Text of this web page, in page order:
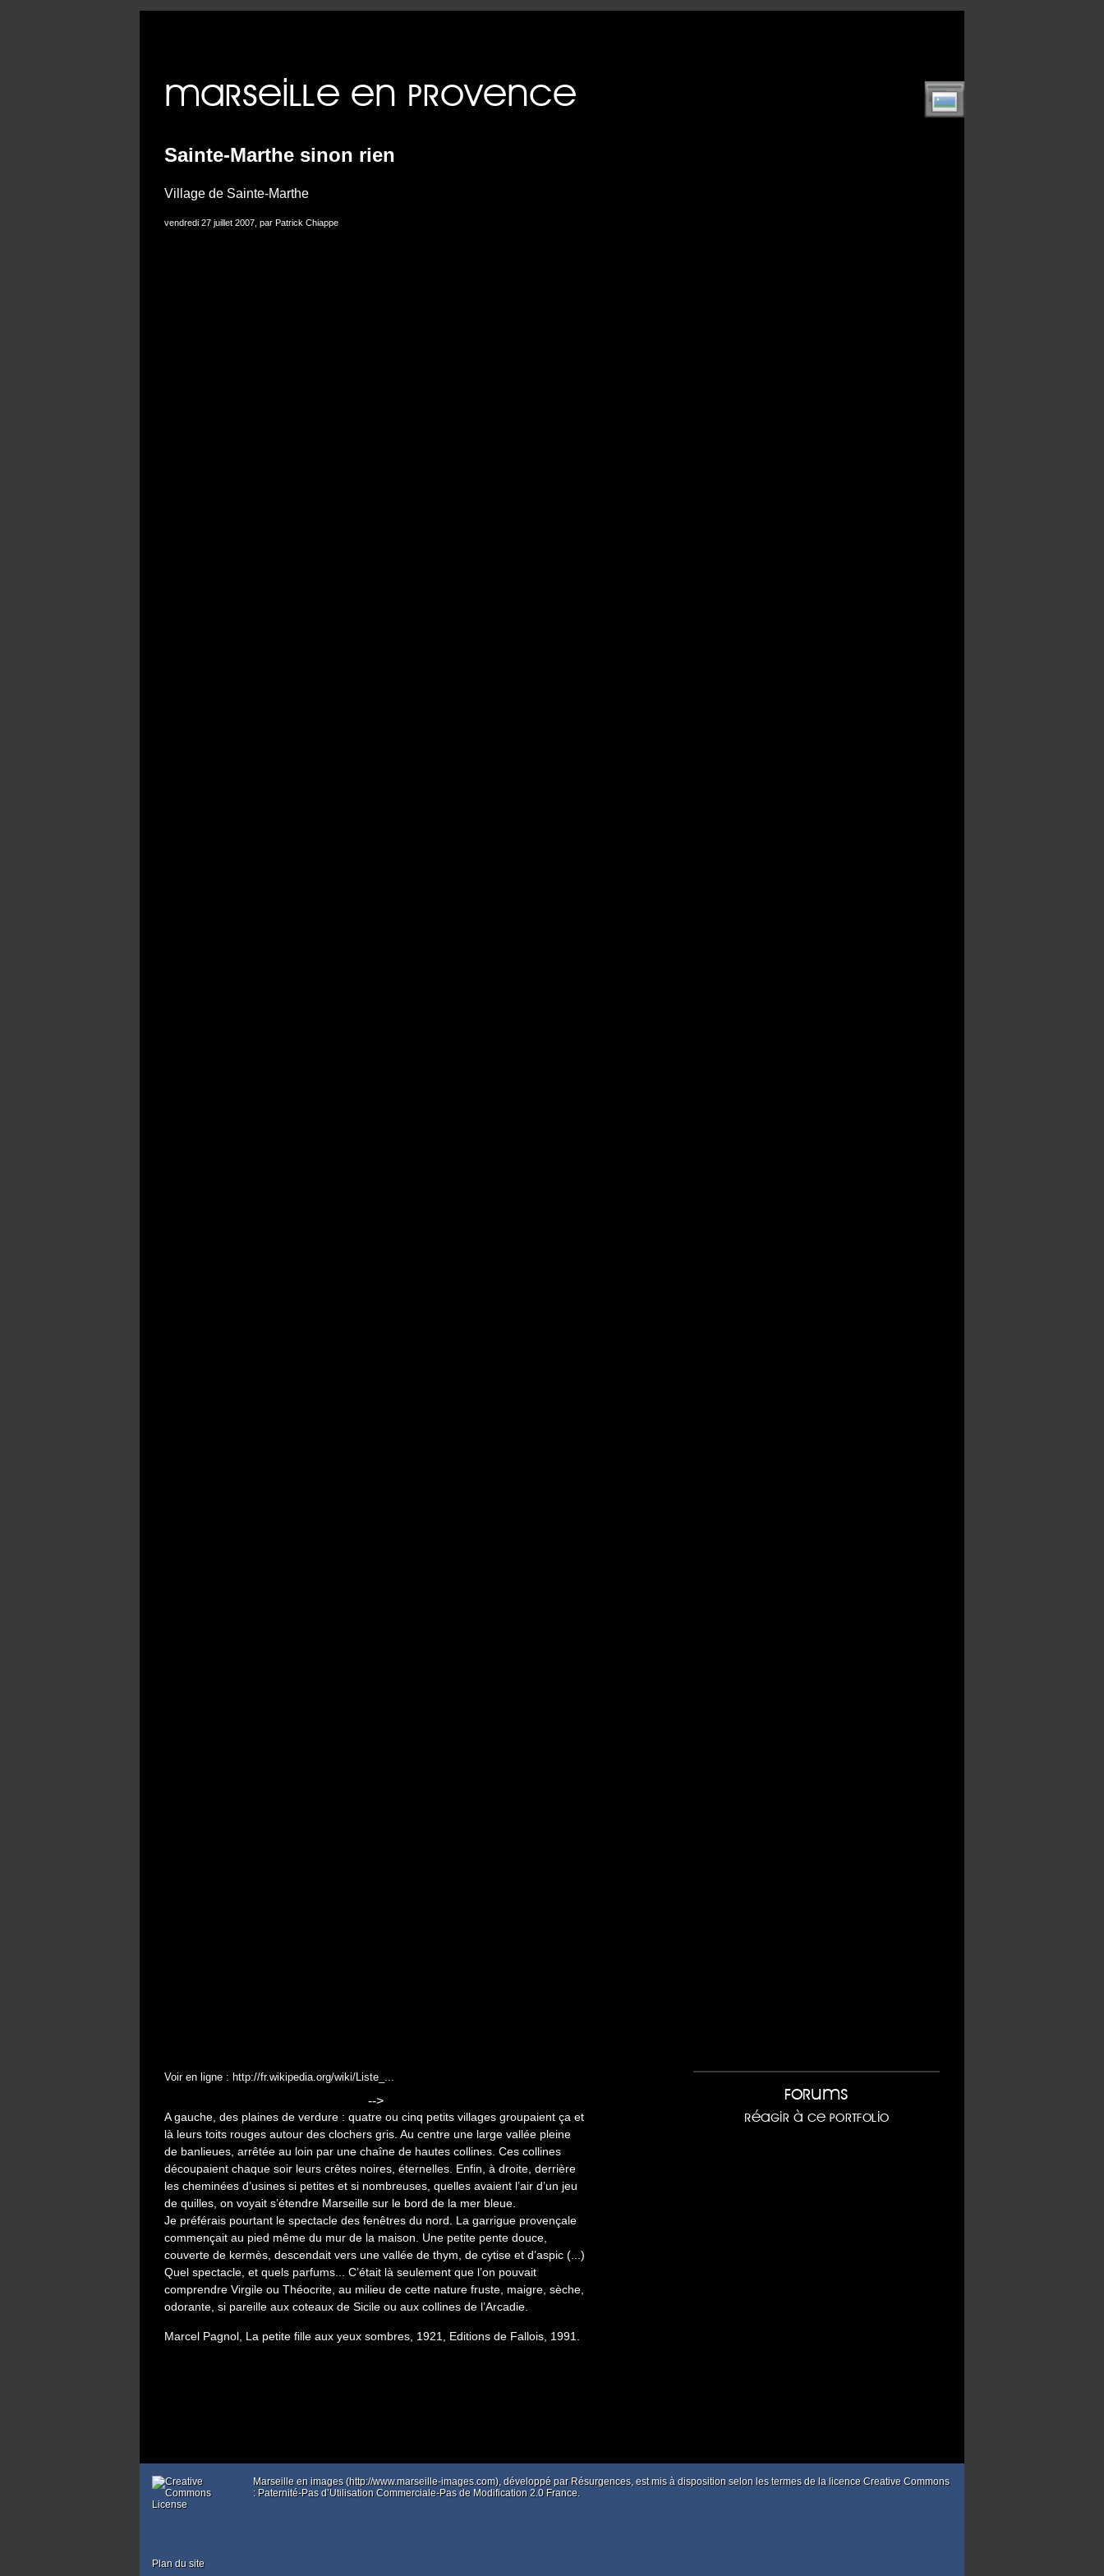
Sainte-Marthe sinon rien
Village de Sainte-Marthe
vendredi 27 juillet 2007, par Patrick Chiappe
Voir en ligne : http://fr.wikipedia.org/wiki/Liste_...
-->
A gauche, des plaines de verdure : quatre ou cinq petits villages groupaient ça et
là leurs toits rouges autour des clochers gris. Au centre une large vallée pleine
de banlieues, arrêtée au loin par une chaîne de hautes collines. Ces collines
découpaient chaque soir leurs crêtes noires, éternelles. Enfin, à droite, derrière
les cheminées d’usines si petites et si nombreuses, quelles avaient l’air d’un jeu
de quilles, on voyait s’étendre Marseille sur le bord de la mer bleue.
Je préférais pourtant le spectacle des fenêtres du nord. La garrigue provençale
commençait au pied même du mur de la maison. Une petite pente douce,
couverte de kermès, descendait vers une vallée de thym, de cytise et d’aspic (...)
Quel spectacle, et quels parfums... C’était là seulement que l’on pouvait
comprendre Virgile ou Théocrite, au milieu de cette nature fruste, maigre, sèche,
odorante, si pareille aux coteaux de Sicile ou aux collines de l’Arcadie.
Marcel Pagnol, La petite fille aux yeux sombres, 1921, Editions de Fallois, 1991.
Marseille en images (http://www.marseille-images.com), développé par Résurgences, est mis à disposition selon les termes de la licence Creative Commons
: Paternité-Pas d’Utilisation Commerciale-Pas de Modification 2.0 France.
Plan du site